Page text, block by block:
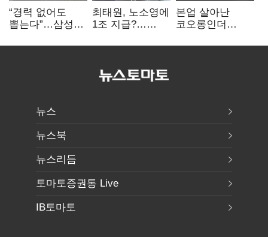
“경력 없어도
뽑는다”…삼성
반도체 인재
최태원, 노소영에
1조 지급?…
본업 살아난
코오롱인더
배터리 소재로
뉴스
뉴스북
뉴스리듬
토마토증권통 Live
IB토마토